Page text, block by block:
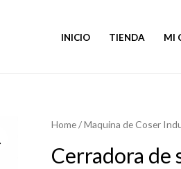
INICIO TIENDA MI
Home/Maquina de Coser
Cerradora de